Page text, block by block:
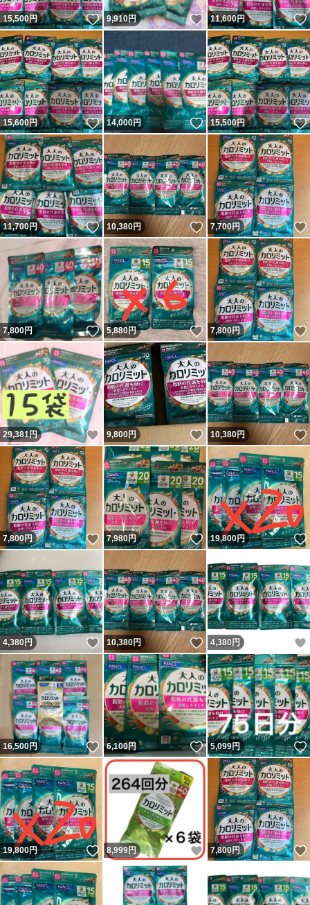
15,500円 いいね！
9,910円 いいね！
11,600円
15,600円 いいね！
14,000円 いいね！
15,500円
11,700円 いいね！
10,380円 いいね！
7,700円
7,800円 いいね！
5,880円 いいね！
7,800円
29,381円 いいね！
9,800円 いいね！
10,380円
7,800円 いいね！
7,980円 いいね！
19,800円
4,380円 いいね！
10,380円 いいね！
4,380 円
16,500円 いいね！
6,100円 いいね！
5,099円
19,800円 いいね！
8,999円 いいね！
7,800円